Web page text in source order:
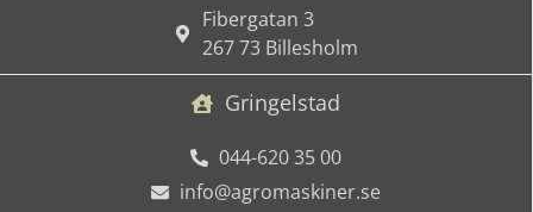
Fibergatan 3
267 73 Billesholm
Gringelstad
044-620 35 00
info@agromaskiner.se